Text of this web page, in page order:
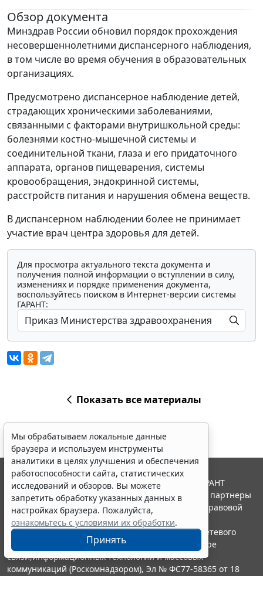
Обзор документа
Минздрав России обновил порядок прохождения
несовершеннолетними диспансерного наблюдения,
в том числе во время обучения в образовательных
организациях.
Предусмотрено диспансерное наблюдение детей,
страдающих хроническими заболеваниями,
связанными с факторами внутришкольной среды:
болезнями костно-мышечной системы и
соединительной ткани, глаза и его придаточного
аппарата, органов пищеварения, системы
кровообращения, эндокринной системы,
расстройств питания и нарушения обмена веществ.
В диспансерном наблюдении более не принимает
участие врач центра здоровья для детей.
Для просмотра актуального текста документа и
получения полной информации о вступлении в силу,
изменениях и порядке применения документа,
воспользуйтесь поиском в Интернет-версии системы
ГАРАНТ:
Показать все материалы
Мы обрабатываем локальные данные
браузера и используем инструменты
аналитики в целях улучшения и обеспечения
работоспособности сайта, статистических
исследований и обзоров. Вы можете
запретить обработку указанных данных в
настройках браузера. Пожалуйста,
ознакомьтесь с условиями их обработки.
Принять
© ООО "НПП "ГАРАНТ-СЕРВИС", 2026. Система ГАРАНТ
выпускается с 1990 года. Компания "Гарант" и ее партнеры
являются участниками Российской ассоциации правовой
информации ГАРАНТ.
Портал ГАРАНТ.РУ зарегистрирован в качестве сетевого
издания Федеральной службой по надзору в сфере
связи,информационных технологий и массовых
коммуникаций (Роскомнадзором), Эл № ФС77-58365 от 18